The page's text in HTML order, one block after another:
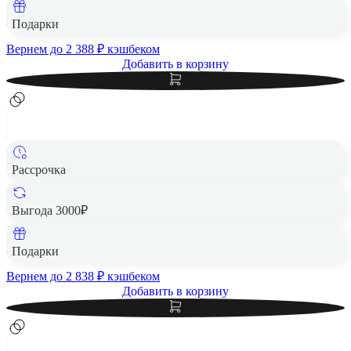
Подарки
1 Тб
119 390 ₽
Вернем до 2 388 ₽ кэшбеком
Добавить в корзину
Рассрочка
Выгода 3000₽
Подарки
Apple MacBook Air 13" (M5, 10C CPU, 10C GPU, 2026)
24/1Tb SSD Starlight, «сияющая звезда»
1 Тб
141 890 ₽
Вернем до 2 838 ₽ кэшбеком
Добавить в корзину